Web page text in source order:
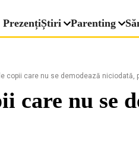
Știri Parenting
copii care nu se demodează niciodată,
care nu